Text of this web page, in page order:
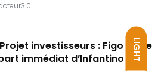
LIGHT
investisseurs : Figo exige
immédiat d’Infantino